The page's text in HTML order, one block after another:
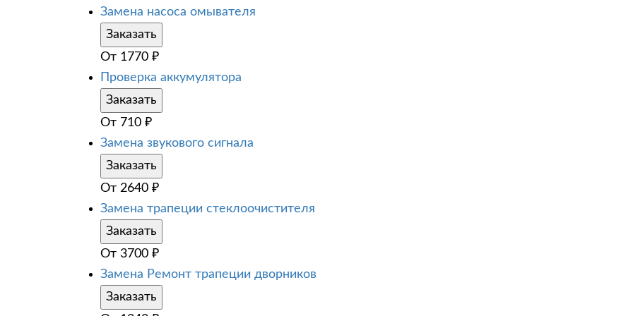
Замена насоса омывателя
Заказать
От 1770 ₽
Проверка аккумулятора
Заказать
От 710 ₽
Замена звукового сигнала
Заказать
От 2640 ₽
Замена трапеции стеклоочистителя
Заказать
От 3700 ₽
Замена Ремонт трапеции дворников
Заказать